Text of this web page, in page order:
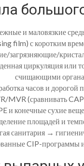
и маловязкие
film) с коротким
загрязняющие/
циркуляция или
счищающими
часов и дорогой
MVR (сравнивать
и конечные сухие
площадей и
санитария →
CIP-программы